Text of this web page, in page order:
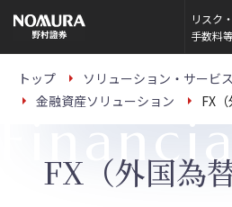
の
ー
リスク・
手数料
トップ
ソリューション・サービス
金融資産ソリューション
FX
FX（外国為